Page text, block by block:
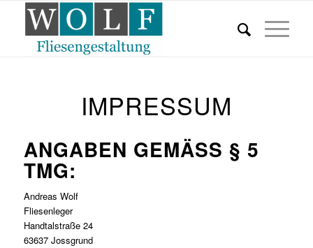
IMPRESSUM
ANGABEN GEMÄSS § 5 T
MG:
Andreas Wolf
Fliesenleger
Handtalstraße 24
63637 Jossgrund